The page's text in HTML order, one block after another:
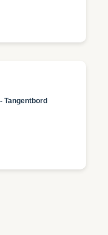
Tangentbord